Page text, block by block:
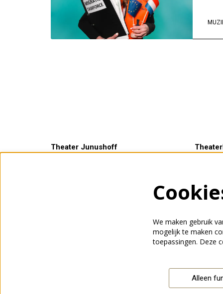
Theater Junushoff
een uur
We maken gebruik
mogelijk te maken
toepassingen. Deze
Alleen